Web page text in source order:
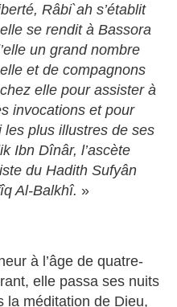
Râbi`ah s’établit
se rendit à Bassora
un grand nombre
et de compagnons
elle pour assister à
invocations et pour
plus illustres de ses
Ibn Dînâr, l’ascète
du Hadith Sufyân
Al-Balkhî. »
à l’âge de quatre-
elle passa ses nuits
la méditation de Dieu,